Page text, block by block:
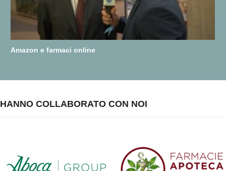
Amazon e farmaci online
HANNO COLLABORATO CON NOI